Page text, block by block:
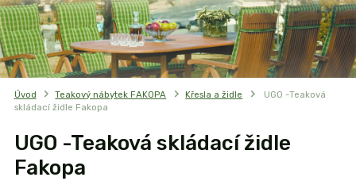
Úvod Teakový nábytek FAKOPA Křesla a židle
UGO -Teaková
skládací židle Fakopa
UGO -Teaková skládací židle
Fakopa